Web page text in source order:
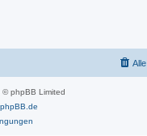
© phpBB Limited
phpBB.de